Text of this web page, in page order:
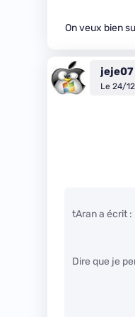
On veux bien
jeje07
Le 24/
tAran a écrit :
Dire que je